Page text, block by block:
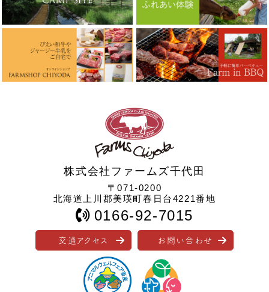
株式会社ファームズ千代田
〒071-0200
北海道上川郡美瑛町春日台4221番地
0166-92-7015
交通アクセス お問い合わせ